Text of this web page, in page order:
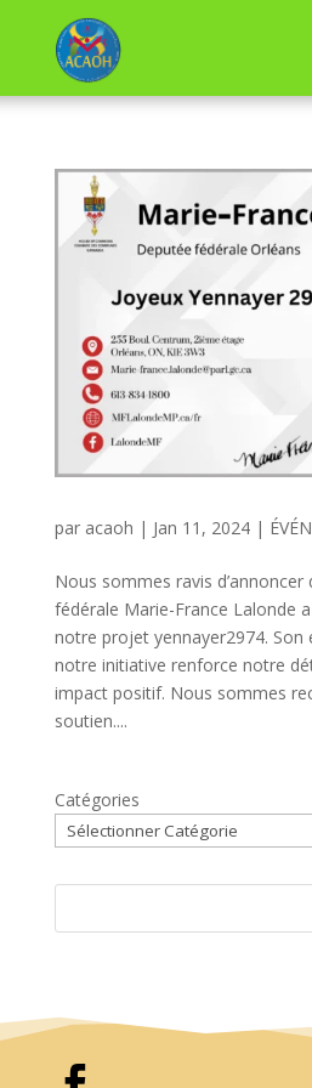
par acaoh | Jan 11, 2024|
Nous sommes ravis d’annoncer
fédérale Marie-France Lalonde
notre projet yennayer2974. Son
notre initiative renforce notre
impact positif. Nous sommes
soutien....
Catégories